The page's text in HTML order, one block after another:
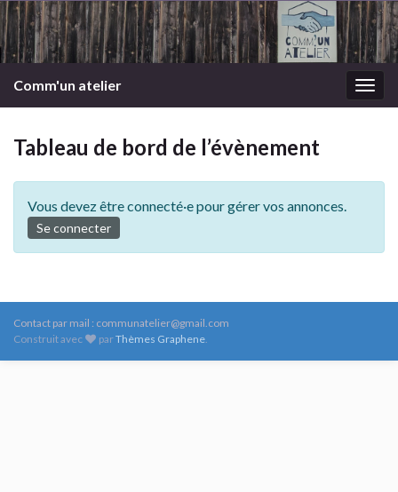
Comm'un atelier
Tableau de bord de l’évènement
Vous devez être connecté·e pour gérer vos annonces.
Se connecter
Contact par mail : communatelier@gmail.com
Construit avec
parThèmes Graphene.